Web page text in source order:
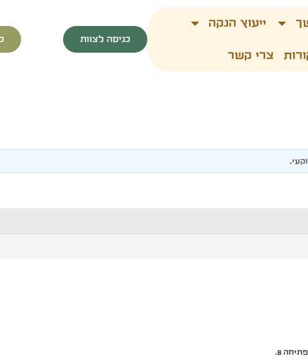
ייעוץ הנקה
צרי קשר
כניסה לצוות
.
8.